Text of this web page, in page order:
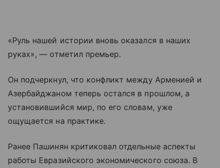
«Руль нашей истории вновь оказался в наших
руках», — отметил премьер.
Он подчеркнул, что конфликт между Арменией и
Азербайджаном теперь остался в прошлом, а
установившийся мир, по его словам, уже
ощущается на практике.
Ранее Пашинян критиковал отдельные аспекты
работы Евразийского экономического союза. В